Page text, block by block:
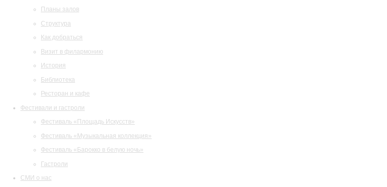
Планы залов
Структура
Как добраться
Визит в филармонию
История
Библиотека
Ресторан и кафе
Фестивали и гастроли
Фестиваль «Площадь Искусств»
Фестиваль «Музыкальная коллекция»
Фестиваль «Барокко в белую ночь»
Гастроли
СМИ о нас